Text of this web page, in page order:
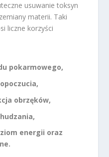
usuwanie toksyn
materii. Taki
liczne korzyści
pokarmowego,
obrzęków,
energii oraz